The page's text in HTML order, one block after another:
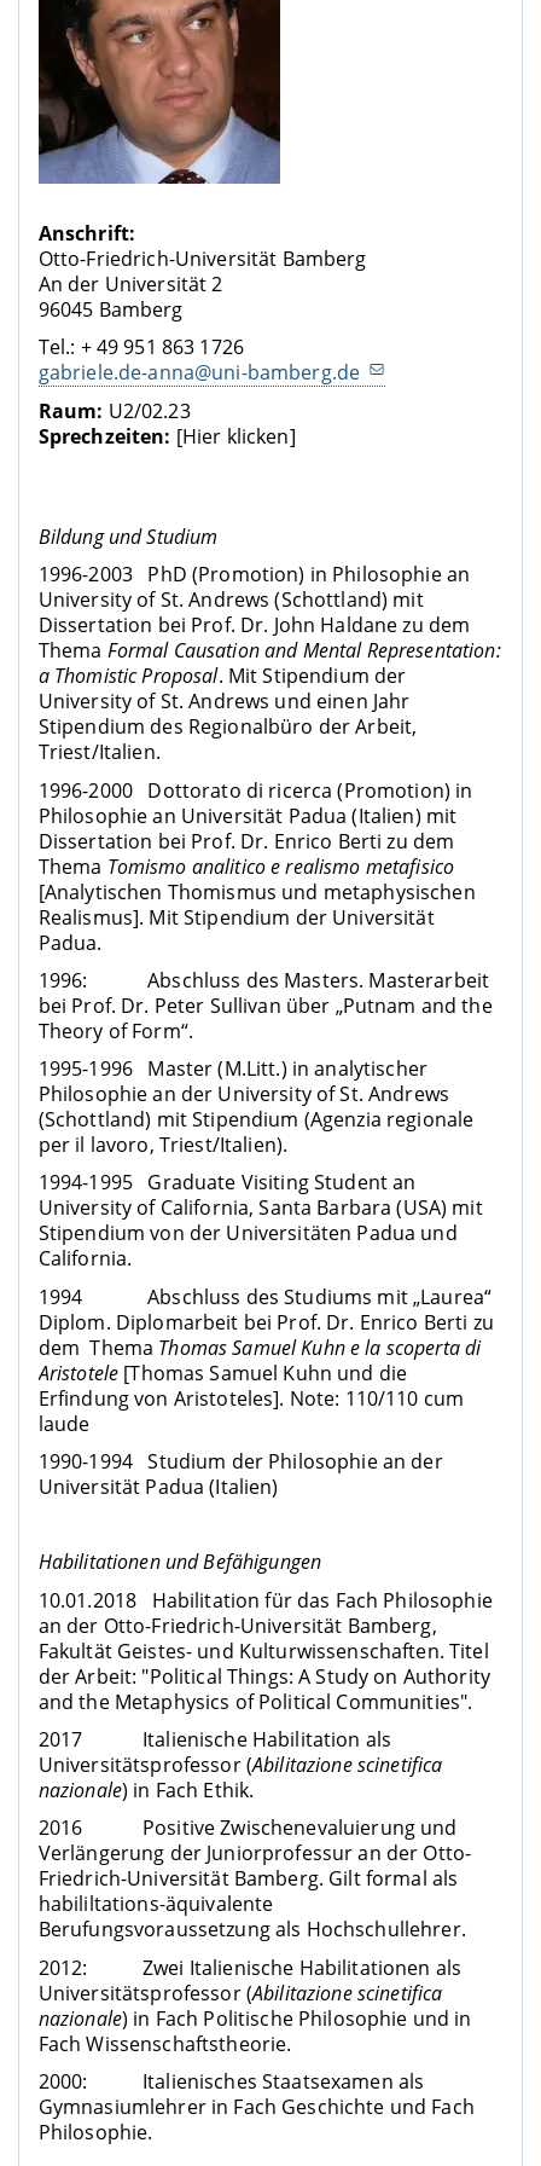
Anschrift:
Otto-Friedrich-Universität Bamberg
An der Universität 2
96045 Bamberg
Tel.: + 49 951 863 1726
gabriele.de-anna@uni-bamberg.de
Raum: U2/02.23
Sprechzeiten: [Hier klicken]
Bildung und Studium
1996-2003 PhD (Promotion) in Philosophie an
University of St. Andrews (Schottland) mit
Dissertation bei Prof. Dr. John Haldane zu dem
Thema Formal Causation and Mental Representation:
a Thomistic Proposal. Mit Stipendium der
University of St. Andrews und einen Jahr
Stipendium des Regionalbüro der Arbeit,
Triest/Italien.
1996-2000 Dottorato di ricerca (Promotion) in
Philosophie an Universität Padua (Italien) mit
Dissertation bei Prof. Dr. Enrico Berti zu dem
Thema Tomismo analitico e realismo metafisico
[Analytischen Thomismus und metaphysischen
Realismus]. Mit Stipendium der Universität
Padua.
1996: Abschluss des Masters. Masterarbeit
bei Prof. Dr. Peter Sullivan über „Putnam and the
Theory of Form“.
1995-1996 Master (M.Litt.) in analytischer
Philosophie an der University of St. Andrews
(Schottland) mit Stipendium (Agenzia regionale
per il lavoro, Triest/Italien).
1994-1995 Graduate Visiting Student an
University of California, Santa Barbara (USA) mit
Stipendium von der Universitäten Padua und
California.
1994 Abschluss des Studiums mit „Laurea“
Diplom. Diplomarbeit bei Prof. Dr. Enrico Berti zu
dem Thema Thomas Samuel Kuhn e la scoperta di
Aristotele [Thomas Samuel Kuhn und die
Erfindung von Aristoteles]. Note: 110/110 cum
laude
1990-1994 Studium der Philosophie an der
Universität Padua (Italien)
Habilitationen und Befähigungen
10.01.2018 Habilitation für das Fach Philosophie
an der Otto-Friedrich-Universität Bamberg,
Fakultät Geistes- und Kulturwissenschaften. Titel
der Arbeit: "Political Things: A Study on Authority
and the Metaphysics of Political Communities".
2017 Italienische Habilitation als
Universitätsprofessor (Abilitazione scinetifica
nazionale) in Fach Ethik.
2016 Positive Zwischenevaluierung und
Verlängerung der Juniorprofessur an der Otto-
Friedrich-Universität Bamberg. Gilt formal als
habililtations-äquivalente
Berufungsvoraussetzung als Hochschullehrer.
2012: Zwei Italienische Habilitationen als
Universitätsprofessor (Abilitazione scinetifica
nazionale) in Fach Politische Philosophie und in
Fach Wissenschaftstheorie.
2000: Italienisches Staatsexamen als
Gymnasiumlehrer in Fach Geschichte und Fach
Philosophie.